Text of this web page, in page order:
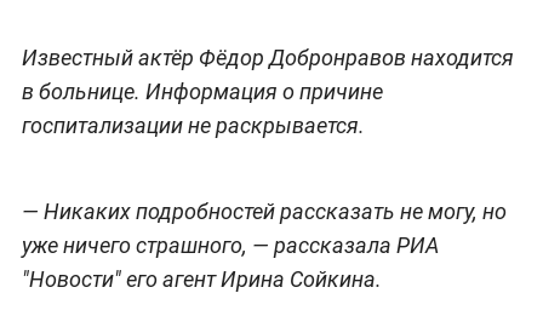
Известный актёр Фёдор Добронравов находится
в больнице. Информация о причине
госпитализации не раскрывается.
— Никаких подробностей рассказать не могу, но
уже ничего страшного, — рассказала РИА
"Новости" его агент Ирина Сойкина.